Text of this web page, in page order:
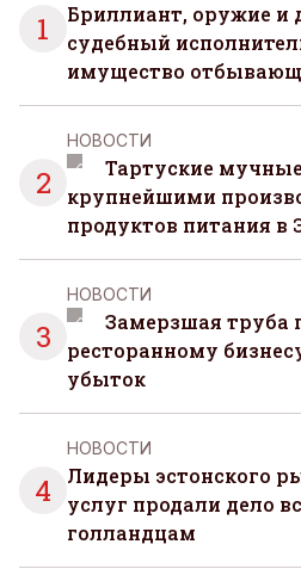
1
Бриллиант, оружие и
судебный
имущество
2
НОВОСТИ
Тартуские
крупнейшими
продуктов питания в
3
НОВОСТИ
Замерзшая труба
ресторанному
убыток
4
НОВОСТИ
Лидеры эстонского
услуг продали дело
голландцам